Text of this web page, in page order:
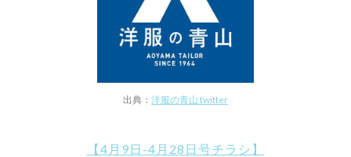
出典： 洋服の青山 twitter
【4月9日-4月28日号チラシ】